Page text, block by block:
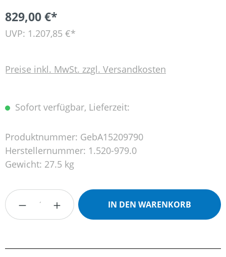
829,00 €*
UVP: 1.207,85 €*
Preise inkl. MwSt. zzgl. Versandkosten
Sofort verfügbar, Lieferzeit:
Produktnummer: GebA15209790
Herstellernummer: 1.520-979.0
Gewicht: 27.5 kg
Produkt Anzahl: Gib den gewünschten
IN DEN WARENKORB